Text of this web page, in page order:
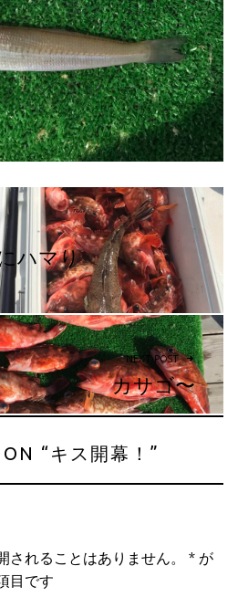
ハマり
NEXT POST
カサゴ〜
“ キス開幕！ ”
されることはありません。 *が
目です